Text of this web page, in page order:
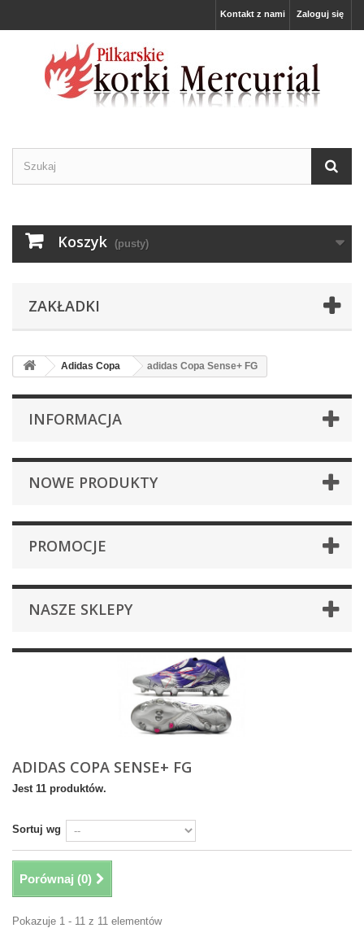
Zaloguj się
Kontakt z nami
Koszyk (pusty)
ZAKŁADKI
Adidas Copa adidas Copa Sense+ FG
INFORMACJA
NOWE PRODUKTY
PROMOCJE
NASZE SKLEPY
ADIDAS COPA SENSE+ FG
Jest 11 produktów.
Sortuj wg
Porównaj (0)
Pokazuje 1 - 11 z 11 elementów